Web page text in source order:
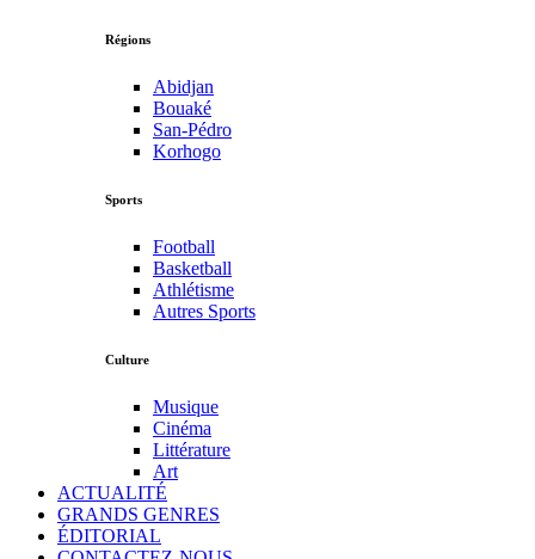
Régions
Abidjan
Bouaké
San-Pédro
Korhogo
Sports
Football
Basketball
Athlétisme
Autres Sports
Culture
Musique
Cinéma
Littérature
Art
ACTUALITÉ
GRANDS GENRES
ÉDITORIAL